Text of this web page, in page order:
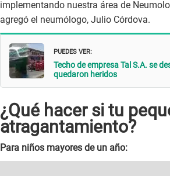
implementando nuestra área de
agregó el neumólogo, Julio Córdova.
PUEDES VER:
Techo de empresa Tal S.A. se
quedaron heridos
¿Qué hacer si tu
atragantamiento?
Para niños mayores de un año: